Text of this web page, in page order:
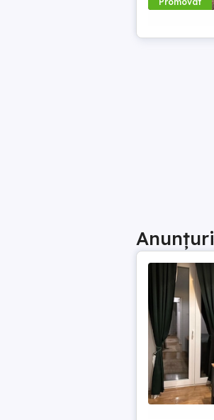
Anunțuri